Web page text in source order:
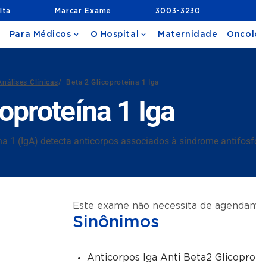
Marcar Exame 3003-3230
Para Médicos O Hospital Maternidade
Clínicas/ Beta 2 Glicoproteína 1 Iga
1 Iga
1 (IgA) detecta anticorpos associados à síndrome
Este exame não necessita de
Sinônimos
Anticorpos Iga Anti Beta2